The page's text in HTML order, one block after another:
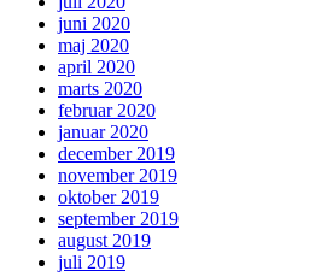
juni 2020
maj 2020
april 2020
marts 2020
februar 2020
januar 2020
december 2019
november 2019
oktober 2019
september 2019
august 2019
juli 2019